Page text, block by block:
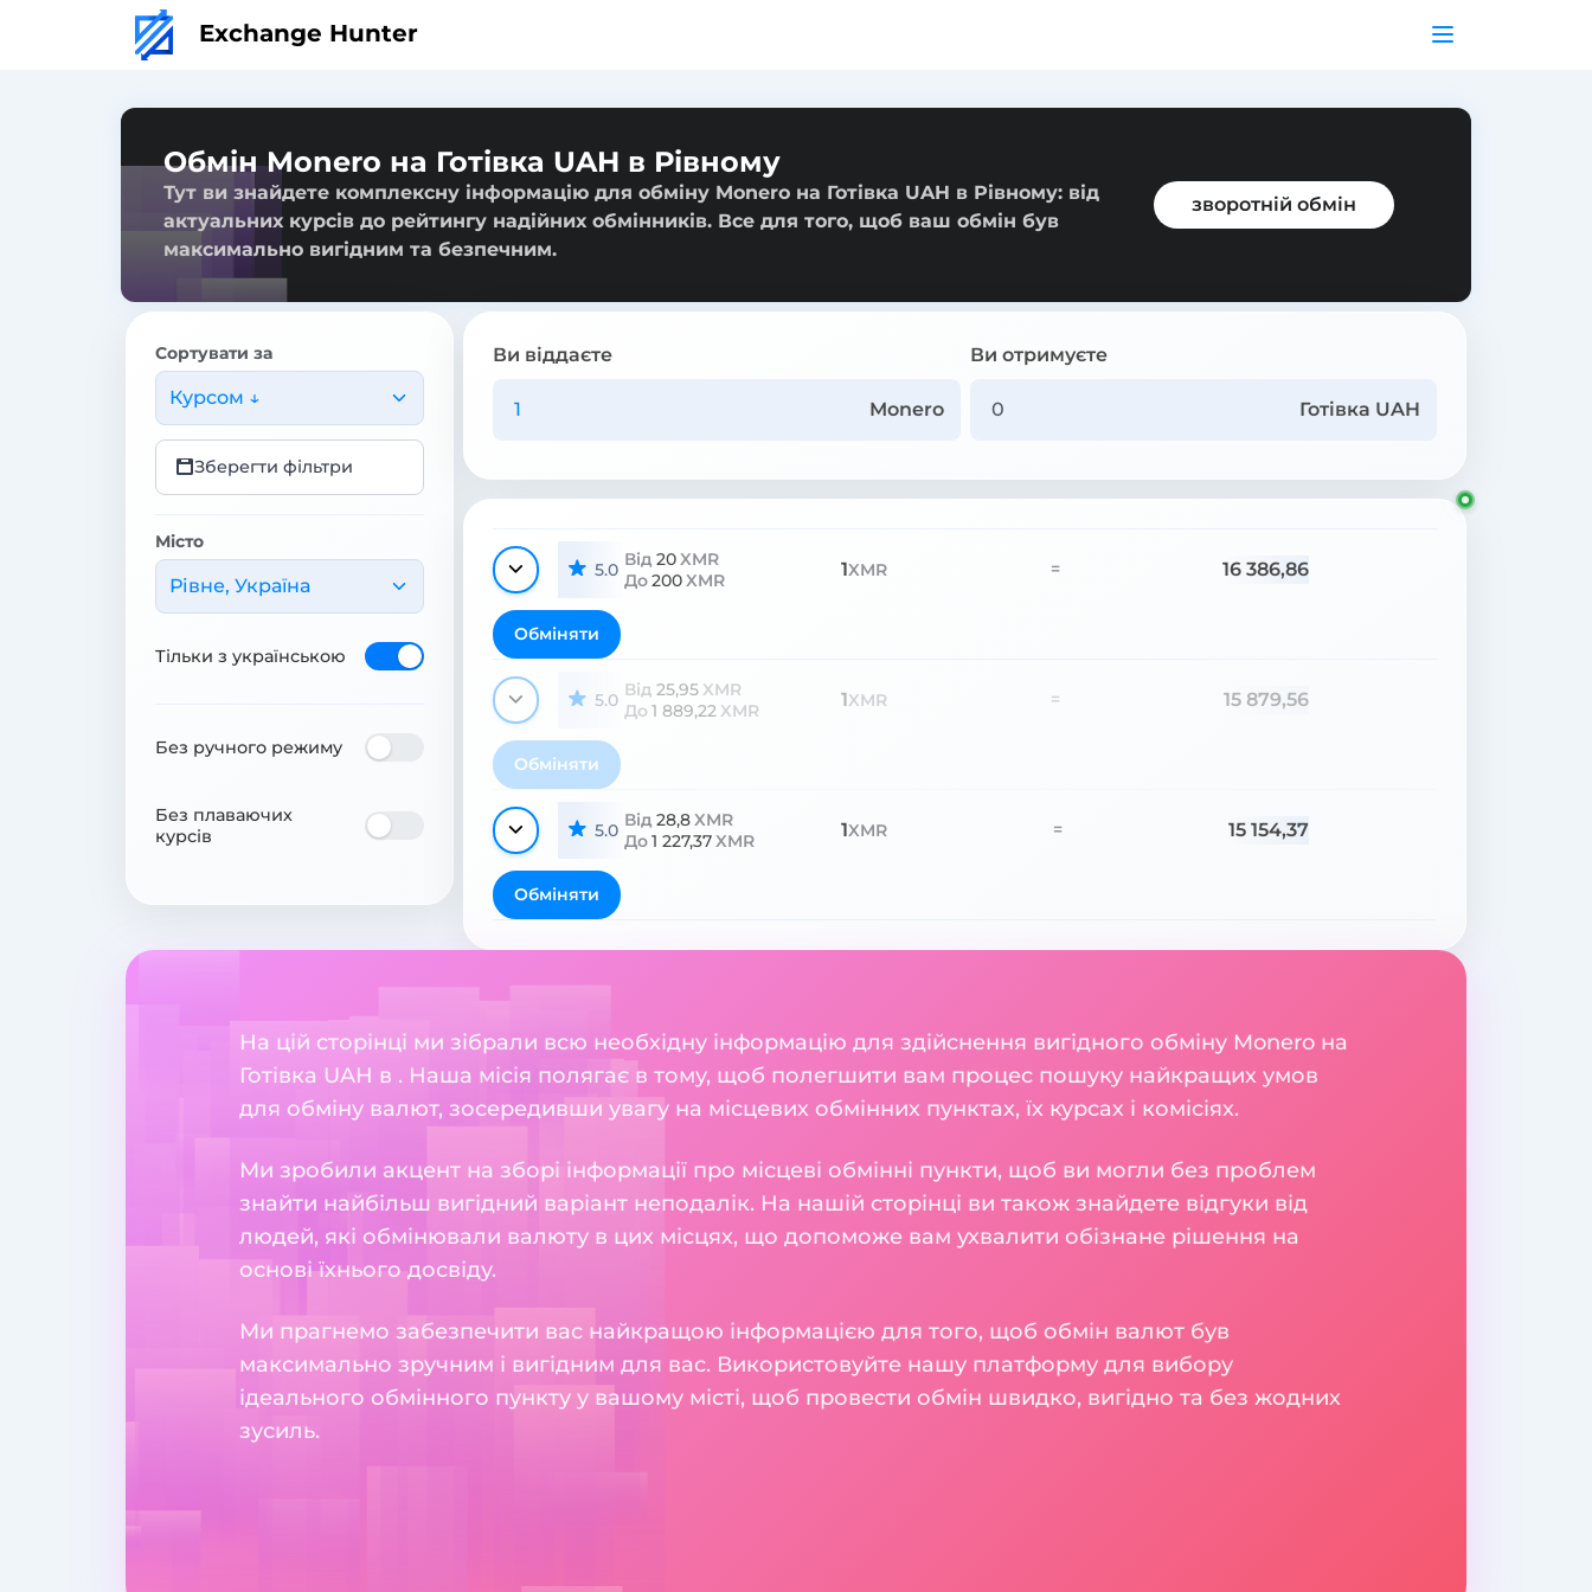
Exchange Hunter
Обмін Monero на Готівка UAH в Рівному
Тут ви знайдете комплексну інформацію для обміну Monero на Готівка UAH в Рівному: від
актуальних курсів до рейтингу надійних обмінників. Все для того, щоб ваш обмін був
максимально вигідним та безпечним.
зворотній обмін
Сортувати за
Курсом ↓
Зберегти фільтри
Місто
Рівне, Україна
Тільки з українською
Без ручного режиму
Без плаваючих
курсів
Ви віддаєте
Monero
Ви отримуєте
Готівка UAH
5.0 Від 20XMR
До200XMR 1XMR = 16 386,86
Обміняти
5.0 Від 25,95 XMR
До 1 889,22 XMR 1XMR = 15 879,56
Обміняти
5.0 Від 28,8XMR
До1 227,37XMR 1XMR = 15 154,37
Обміняти
На цій сторінці ми зібрали всю необхідну інформацію для здійснення вигідного обміну Monero на
Готівка UAH в . Наша місія полягає в тому, щоб полегшити вам процес пошуку найкращих умов
для обміну валют, зосередивши увагу на місцевих обмінних пунктах, їх курсах і комісіях.
Ми зробили акцент на зборі інформації про місцеві обмінні пункти, щоб ви могли без проблем
знайти найбільш вигідний варіант неподалік. На нашій сторінці ви також знайдете відгуки від
людей, які обмінювали валюту в цих місцях, що допоможе вам ухвалити обізнане рішення на
основі їхнього досвіду.
Ми прагнемо забезпечити вас найкращою інформацією для того, щоб обмін валют був
максимально зручним і вигідним для вас. Використовуйте нашу платформу для вибору
ідеального обмінного пункту у вашому місті, щоб провести обмін швидко, вигідно та без жодних
зусиль.